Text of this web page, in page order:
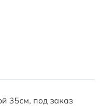
35см, под заказ